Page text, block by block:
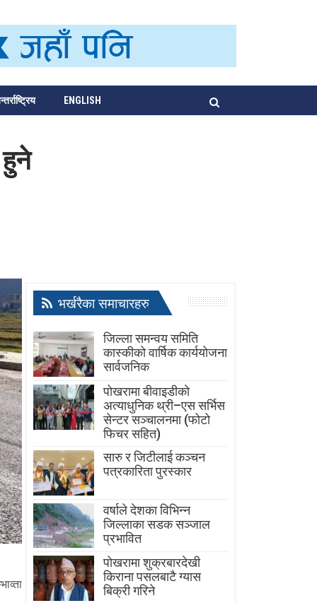
ENGLISH
भर्खरैका समाचारहरु
जिल्ला समन्वय समिति
कास्कीको वार्षिक कार्ययोजना
सार्वजनिक
पोखरामा बीवाइडीको
अत्याधुनिक थ्री–एस सर्भिस
सेन्टर सञ्चालनमा (फोटो
फिचर सहित)
सारु र जिटीलाई कञ्चन
पत्रकारिता पुरस्कार
वर्षाले देशका विभिन्न
जिल्लाका सडक सञ्जाल
प्रभावित
पोखरामा शुक्रबारदेखी
किराना पसलबाटै ग्यास
बिक्री गरिने